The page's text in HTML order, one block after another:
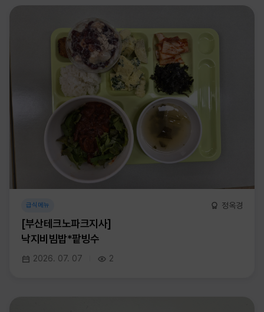
급식메뉴 정옥경
[부산테크노파크지사]
낙지비빔밥*팥빙수
2026. 07. 07 2